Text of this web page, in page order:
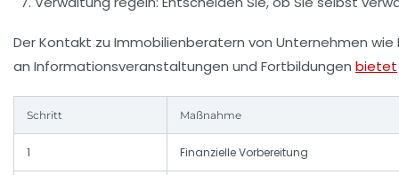
Der Kontakt zu Immobilienberatern von Unternehmen
an Informationsveranstaltungen und Fortbildungen bietet
Schritt Maßnahme
1 Finanzielle Vorbereitung